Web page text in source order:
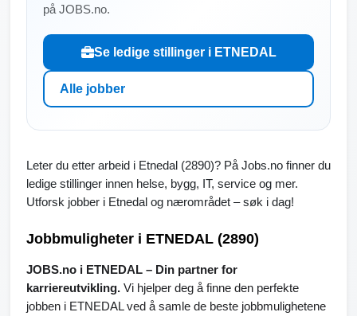
på JOBS.no.
Se ledige stillinger i ETNEDAL
Alle jobber
Leter du etter arbeid i Etnedal (2890)? På Jobs.no finner du
ledige stillinger innen helse, bygg, IT, service og mer.
Utforsk jobber i Etnedal og nærområdet – søk i dag!
Jobbmuligheter i ETNEDAL (2890)
JOBS.no i ETNEDAL – Din partner for
karriereutvikling. Vi hjelper deg å finne den perfekte
jobben i ETNEDAL ved å samle de beste jobbmulighetene